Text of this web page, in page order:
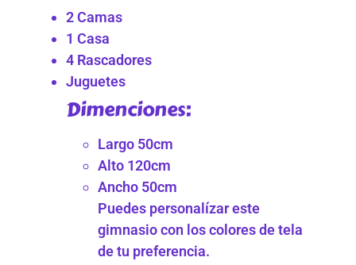
2 Camas
1 Casa
4 Rascadores
Juguetes
Dimenciones:
Largo 50cm
Alto 120cm
Ancho 50cm
Puedes personalízar este
gimnasio con los colores de tela
de tu preferencia.